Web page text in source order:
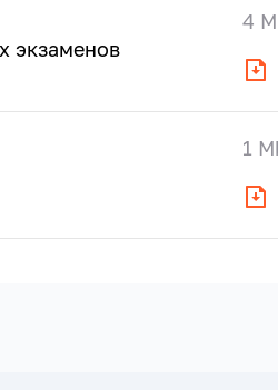
экзаменов
4
1